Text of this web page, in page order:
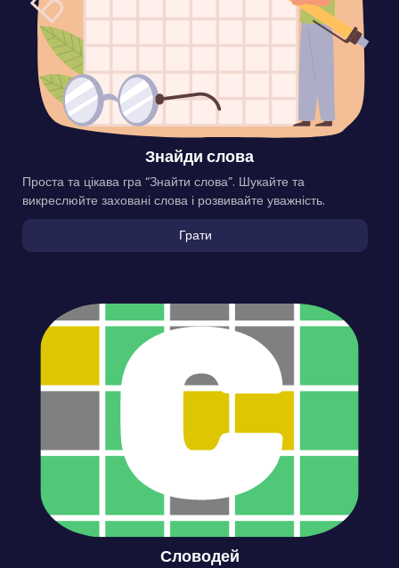
Знайди слова
Проста та цікава гра “Знайти слова”. Шукайте та
викреслюйте заховані слова і розвивайте уважність.
Грати
Словодей